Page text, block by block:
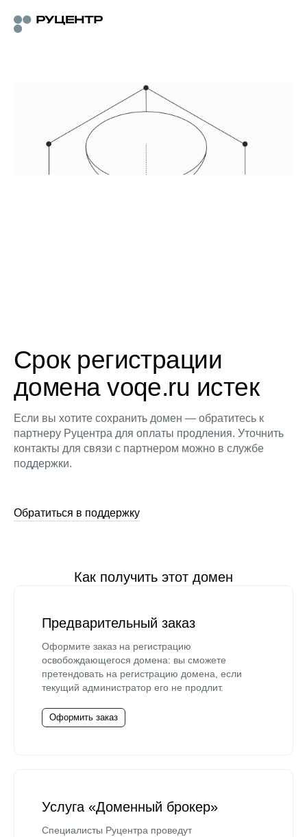
Срок регистрации
домена voqe.ru истек
Если вы хотите сохранить домен — обратитесь к
партнеру Руцентра для оплаты продления. Уточнить
контакты для связи с партнером можно в службе
поддержки.
Обратиться в поддержку
Как получить этот домен
Предварительный заказ
Оформите заказ на регистрацию
освобождающегося домена: вы сможете
претендовать на регистрацию домена, если
текущий администратор его не продлит.
Оформить заказ
Услуга «Доменный брокер»
Специалисты Руцентра проведут